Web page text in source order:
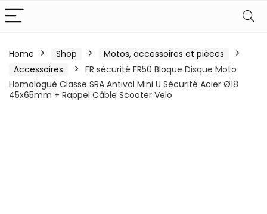
Home Shop
Motos, accessoires et pièces
Accessoires
FR sécurité FR50 Bloque Disque Moto
Homologué Classe SRA Antivol Mini U Sécurité Acier Ø18
45x65mm + Rappel Câble Scooter Velo